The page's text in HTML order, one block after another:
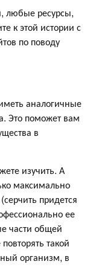
любые ресурсы,
к этой истории с
по поводу
аналогичные
Это поможет вам
в
изучить. А
максимально
придется
ее
части общей
такой
организм, в